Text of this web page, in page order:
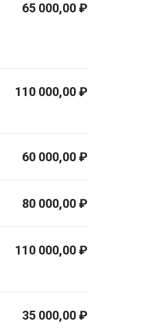
65 000,00 ₽
110 000,00 ₽
60 000,00 ₽
80 000,00 ₽
110 000,00 ₽
35 000,00 ₽